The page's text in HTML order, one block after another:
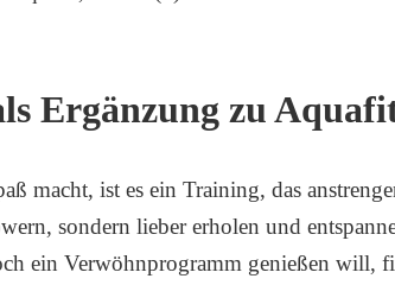
Ergänzung zu
macht, ist es ein Training, das
sondern lieber erholen und
ein Verwöhnprogramm genießen will,